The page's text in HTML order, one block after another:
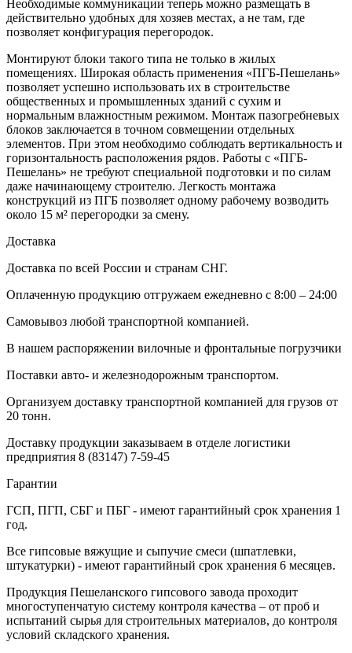
Необходимые коммуникации теперь можно размещать в
действительно удобных для хозяев местах, а не там, где
позволяет конфигурация перегородок.
Монтируют блоки такого типа не только в жилых
помещениях. Широкая область применения «ПГБ-Пешелань»
позволяет успешно использовать их в строительстве
общественных и промышленных зданий с сухим и
нормальным влажностным режимом. Монтаж пазогребневых
блоков заключается в точном совмещении отдельных
элементов. При этом необходимо соблюдать вертикальность и
горизонтальность расположения рядов. Работы с «ПГБ-
Пешелань» не требуют специальной подготовки и по силам
даже начинающему строителю. Легкость монтажа
конструкций из ПГБ позволяет одному рабочему возводить
около 15 м² перегородки за смену.
Доставка
Доставка по всей России и странам СНГ.
Оплаченную продукцию отгружаем ежедневно с 8:00 – 24:00
Самовывоз любой транспортной компанией.
В нашем распоряжении вилочные и фронтальные погрузчики
Поставки авто- и железнодорожным транспортом.
Организуем доставку транспортной компанией для грузов от
20 тонн.
Доставку продукции заказываем в отделе логистики
предприятия 8 (83147) 7-59-45
Гарантии
ГСП, ПГП, СБГ и ПБГ - имеют гарантийный срок хранения 1
год.
Все гипсовые вяжущие и сыпучие смеси (шпатлевки,
штукатурки) - имеют гарантийный срок хранения 6 месяцев.
Продукция Пешеланского гипсового завода проходит
многоступенчатую систему контроля качества – от проб и
испытаний сырья для строительных материалов, до контроля
условий складского хранения.